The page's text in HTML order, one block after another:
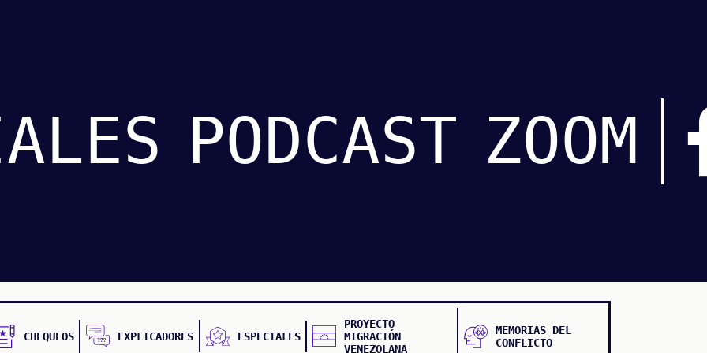
PODCAST ZOOM
CHEQUEOS EXPLICADORES ESPECIALES
PROYECTO
MIGRACIÓN
VENEZOLANA
MEMORIAS DEL
CONFLICTO